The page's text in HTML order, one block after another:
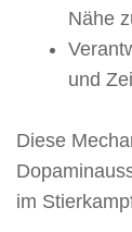
Nähe
und
Diese
im